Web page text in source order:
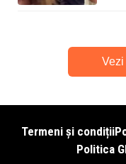
Termeni și condiții
Politica